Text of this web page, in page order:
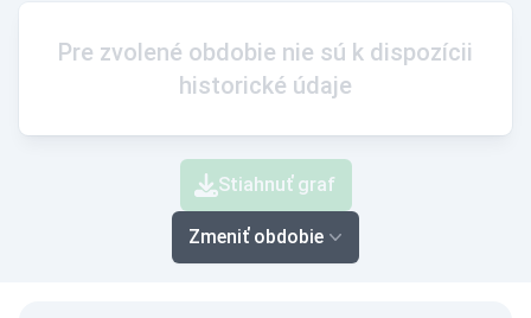
Pre zvolené obdobie nie sú k dispozícii
historické údaje
Stiahnuť graf
Zmeniť obdobie